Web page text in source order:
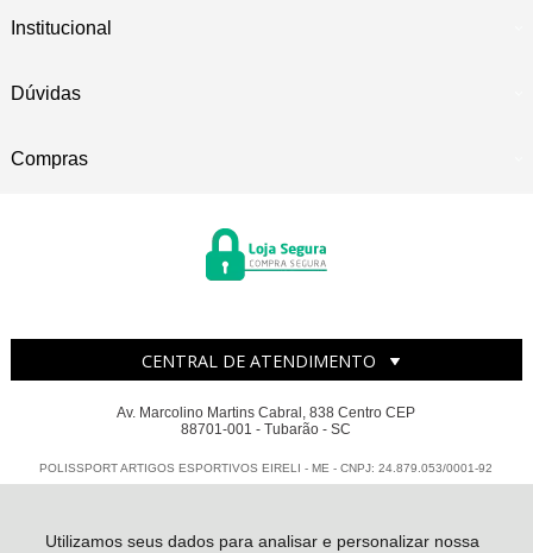
Utilizamos seus dados para analisar e personalizar nossa
Institucional
Dúvidas
Compras
CENTRAL DE ATENDIMENTO
Av. Marcolino Martins Cabral, 838 Centro CEP
88701-001 - Tubarão - SC
POLISSPORT ARTIGOS ESPORTIVOS EIRELI - ME - CNPJ: 24.879.053/0001-92